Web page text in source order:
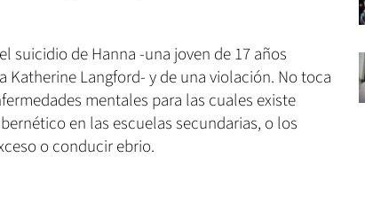
suicidio de Hanna -una joven de 17 años
Langford- y de una violación. No toca
mentales para las cuales existe
en las escuelas secundarias, o los
o conducir ebrio.